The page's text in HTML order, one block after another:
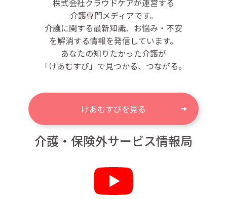
株式会社クラウドケアが運営する
介護専門メディアです。
介護に関する最新知識、お悩み・不安
を解消する情報を発信しています。
あなたの知りたかった介護が
「けあむすび」で見つかる、つながる。
けあむすびを見る
介護・保険外サービス情報局